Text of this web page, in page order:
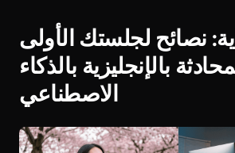
نصائح لجلستك الأولى
بالإنجليزية بالذكاء
الاصطناعي